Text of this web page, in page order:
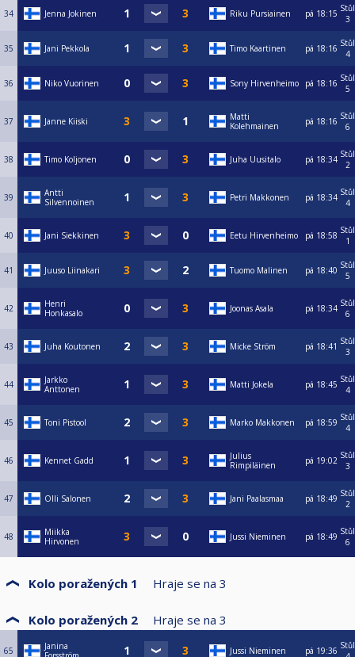
34 Jenna Jokinen Riku Pursiainen pá 18:15 Stůl
3
35 Jani Pekkola Timo Kaartinen pá 18:16 Stůl
4
36 Niko Vuorinen Sony Hirvenheimo pá 18:16 Stůl
5
37 Janne Kiiski
Matti
Kolehmainen
pá 18:16 Stůl
6
38 Timo Koljonen Juha Uusitalo pá 18:34 Stůl
2
39
Antti
Silvennoinen
Petri Makkonen pá 18:34 Stůl
4
40 Jani Siekkinen Eetu Hirvenheimo pá 18:58 Stůl
1
41 Juuso Liinakari Tuomo Malinen pá 18:40 Stůl
5
42
Henri
Honkasalo
Joonas Asala pá 18:34 Stůl
6
43 Juha Koutonen Micke Ström pá 18:41 Stůl
3
44
Jarkko
Anttonen
Matti Jokela pá 18:45 Stůl
4
45 Toni Pistool Marko Makkonen pá 18:59 Stůl
4
46 Kennet Gadd
Julius
Rimpiläinen
pá 19:02 Stůl
3
47 Olli Salonen Jani Paalasmaa pá 18:49 Stůl
2
48
Miikka
Hirvonen
Jussi Nieminen pá 18:49 Stůl
6
Kolo poražených 1 Hraje se na 3
Kolo poražených 2 Hraje se na 3
65
Janina
Jussi Nieminen pá 19:36 Stůl